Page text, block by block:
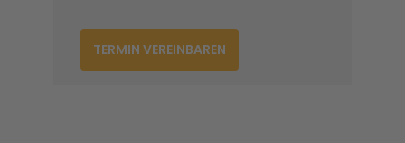
TERMIN VEREINBAREN